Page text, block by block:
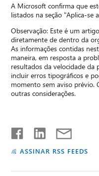
A Microsoft confirma que
listados na seção "Aplica-se
Observação: Este é um
diretamente de dentro da
As informações contidas
maneira, em resposta a
resultados da velocidade da
incluir erros tipográficos e
momento sem aviso prévio.
outras considerações.
ASSINAR RSS FEEDS